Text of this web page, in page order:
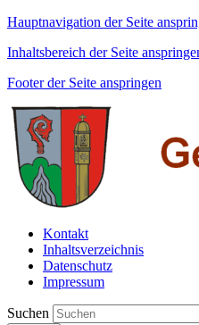
Hauptnavigation der Seite
Inhaltsbereich der Seite
Footer der Seite anspringen
Kontakt
Inhaltsverzeichnis
Datenschutz
Impressum
Suchen